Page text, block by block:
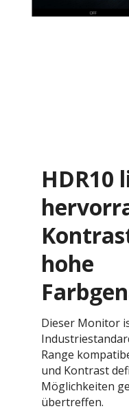
HDR10
hohe
Dieser Monitor
Range
und Kontrast
Möglichkeiten
übertreffen.